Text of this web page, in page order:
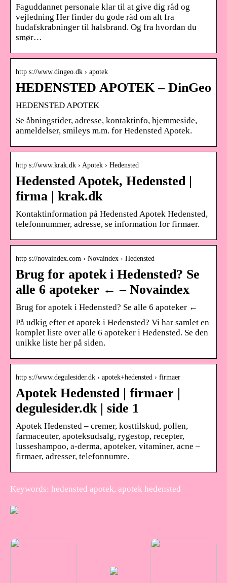
Faguddannet personale klar til at give dig råd og
vejledning Her finder du gode råd om alt fra
hudafskrabninger til halsbrand. Og fra hvordan du
smør…
http s://www.dingeo.dk › apotek
HEDENSTED APOTEK – DinGeo
HEDENSTED APOTEK
Se åbningstider, adresse, kontaktinfo, hjemmeside,
anmeldelser, smileys m.m. for Hedensted Apotek.
http s://www.krak.dk › Apotek › Hedensted
Hedensted Apotek, Hedensted |
firma | krak.dk
Kontaktinformation på Hedensted Apotek Hedensted,
telefonnummer, adresse, se information for firmaer.
http s://novaindex.com › Novaindex › Hedensted
Brug for apotek i Hedensted? Se
alle 6 apoteker ← – Novaindex
Brug for apotek i Hedensted? Se alle 6 apoteker ←
På udkig efter et apotek i Hedensted? Vi har samlet en
komplet liste over alle 6 apoteker i Hedensted. Se den
unikke liste her på siden.
http s://www.degulesider.dk › apotek+hedensted › firmaer
Apotek Hedensted | firmaer |
degulesider.dk | side 1
Apotek Hedensted – cremer, kosttilskud, pollen,
farmaceuter, apoteksudsalg, rygestop, recepter,
lusseshampoo, a-derma, apoteker, vitaminer, acne –
firmaer, adresser, telefonnumre.
Keywords: hedensted apotek, apotek hedensted